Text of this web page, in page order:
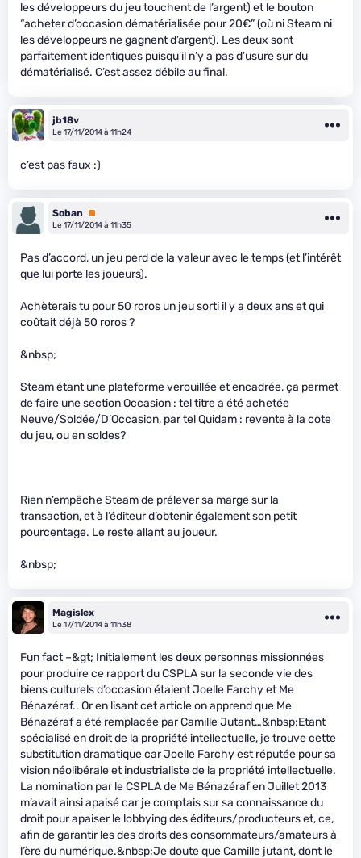
les développeurs du jeu touchent de l’argent) et le bouton
“acheter d’occasion dématérialisée pour 20€” (où ni Steam ni
les développeurs ne gagnent d’argent). Les deux sont
parfaitement identiques puisqu’il n’y a pas d’usure sur du
dématérialisé. C’est assez débile au final.
jb18v
Le 17/11/2014 à 11h24
c’est pas faux :)
Soban
Premium
Le 17/11/2014 à 11h35
Pas d’accord, un jeu perd de la valeur avec le temps (et l’intérêt
que lui porte les joueurs).
Achèterais tu pour 50 roros un jeu sorti il y a deux ans et qui
coûtait déjà 50 roros ?
&nbsp;
Steam étant une plateforme verouillée et encadrée, ça permet
de faire une section Occasion : tel titre a été achetée
Neuve/Soldée/D’Occasion, par tel Quidam : revente à la cote
du jeu, ou en soldes?
Rien n’empêche Steam de prélever sa marge sur la
transaction, et à l’éditeur d’obtenir également son petit
pourcentage. Le reste allant au joueur.
&nbsp;
Magislex
Le 17/11/2014 à 11h38
Fun fact –&gt; Initialement les deux personnes missionnées
pour produire ce rapport du CSPLA sur la seconde vie des
biens culturels d’occasion étaient Joelle Farchy et Me
Bénazéraf.. Or en lisant cet article on apprend que Me
Bénazéraf a été remplacée par Camille Jutant…&nbsp;Etant
spécialisé en droit de la propriété intellectuelle, je trouve cette
substitution dramatique car Joelle Farchy est réputée pour sa
vision néolibérale et industrialiste de la propriété intellectuelle.
La nomination par le CSPLA de Me Bénazéraf en Juillet 2013
m’avait ainsi apaisé car je comptais sur sa connaissance du
droit pour apaiser le lobbying des éditeurs/producteurs et, ce,
afin de garantir les des droits des consommateurs/amateurs à
l’ère du numérique.&nbsp;Je doute que Camille jutant, dont le